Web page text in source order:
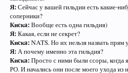
Я:Сейчас у вашей гильдии есть какие-
соперники?
Киcкa:Вообще есть одна гильдия)
Я:Какая, если не секрет?
Киcкa:NATS. Но их нельзя назвать прям
Я:А почему именно эта гильдия?
Киcкa:Просто с ними были ссоры, когда
РО. И начались они после моего ухода из